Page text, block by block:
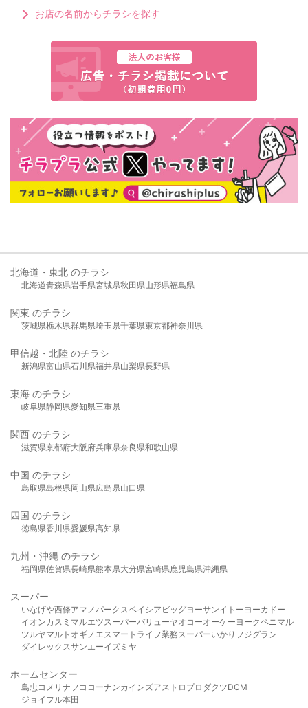
お店の名前からチラシを探す
北海道・東北 のチラシ
北海道青森県岩手県宮城県秋田県山形県福島県
関東 のチラシ
茨城県栃木県群馬県埼玉県千葉県東京都神奈川県
甲信越・北陸 のチラシ
新潟県富山県石川県福井県山梨県長野県
東海 のチラシ
岐阜県静岡県愛知県三重県
関西 のチラシ
滋賀県京都府大阪府兵庫県奈良県和歌山県
中国 のチラシ
鳥取県島根県岡山県広島県山口県
四国 のチラシ
徳島県香川県愛媛県高知県
九州・沖縄 のチラシ
福岡県佐賀県長崎県熊本県大分県宮崎県鹿児島県沖縄県
スーパー
いなげや西條アマノパークスベイシア ビッグヨーサンイトーヨーカドー
イオンカスミ マルエツスーパーバリューヤオコーオーケー ヨークベニマル
ツルヤマルト オギノ エスマート ライフ業務スーパーいかり フジグラン
ダイレックスサンエーイズミヤ
ホームセンター
島忠 コメリ ナフコ コーナンカインズアストロプロダクツDCM
ジョイフル本田